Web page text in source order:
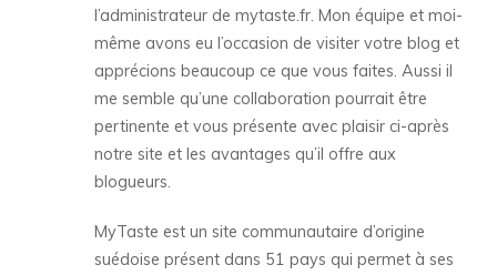
l’administrateur de mytaste.fr. Mon équipe et moi-
même avons eu l’occasion de visiter votre blog et
apprécions beaucoup ce que vous faites. Aussi il
me semble qu’une collaboration pourrait être
pertinente et vous présente avec plaisir ci-après
notre site et les avantages qu’il offre aux
blogueurs.
MyTaste est un site communautaire d’origine
suédoise présent dans 51 pays qui permet à ses